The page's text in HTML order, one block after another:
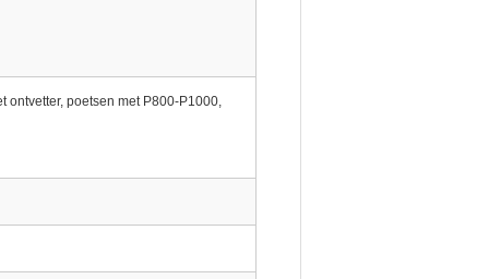
ontvetter, poetsen met P800-P1000,